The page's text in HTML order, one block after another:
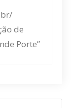
de
Porte”